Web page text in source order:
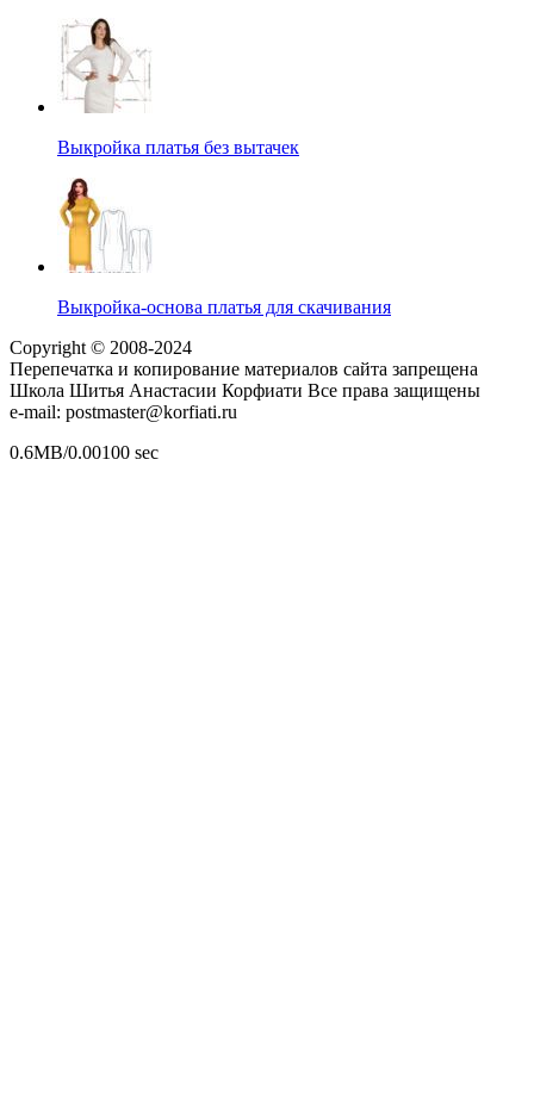
Выкройка платья без вытачек
Выкройка-основа платья для скачивания
Copyright © 2008-2024
Перепечатка и копирование материалов сайта запрещена
Школа Шитья Анастасии Корфиати Все права защищены
e-mail: postmaster@korfiati.ru
0.6MB/0.00100 sec